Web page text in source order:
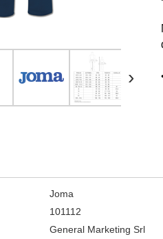
›
Joma
101112
General Marketing Srl